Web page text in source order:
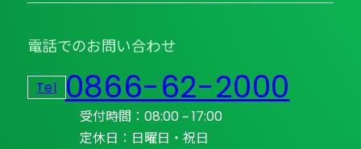
電話でのお問い合わせ
Tel 0866-62-2000
受付時間：08:00 ~ 17:00
定休日：日曜日・祝日